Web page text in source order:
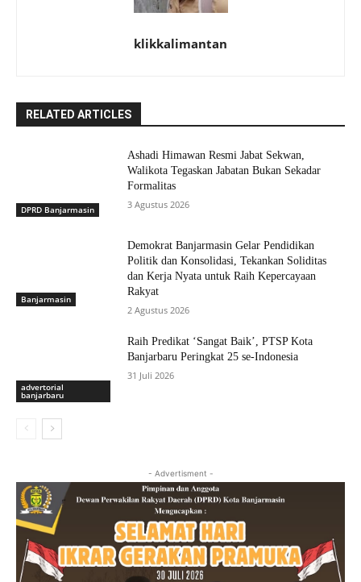
klikkalimantan
RELATED ARTICLES
DPRD Banjarmasin
Ashadi Himawan Resmi Jabat Sekwan,
Walikota Tegaskan Jabatan Bukan Sekadar
Formalitas
3 Agustus 2026
Banjarmasin
Demokrat Banjarmasin Gelar Pendidikan
Politik dan Konsolidasi, Tekankan Soliditas
dan Kerja Nyata untuk Raih Kepercayaan
Rakyat
2 Agustus 2026
advertorial
banjarbaru
Raih Predikat ‘Sangat Baik’, PTSP Kota
Banjarbaru Peringkat 25 se-Indonesia
31 Juli 2026
- Advertisment -